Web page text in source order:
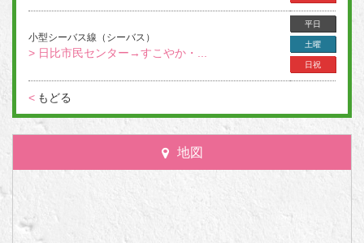
小型シーバス線（シーバス）
> 日比市民センター→すこやか・...
平日
土曜
日祝
< もどる
地図